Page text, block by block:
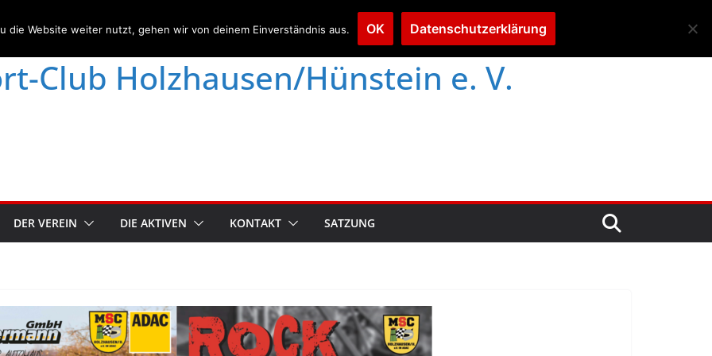
Club Holzhausen/Hünstein e. V.
DER VEREIN DIE AKTIVEN KONTAKT SATZUNG
die Website weiter nutzt, gehen wir von deinem Einverständnis aus. OK Datenschutzerklärung